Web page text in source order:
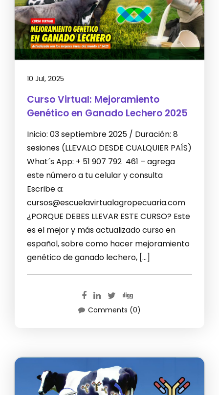
10 Jul, 2025
Curso Virtual: Mejoramiento
Genético en Ganado Lechero 2025
Inicio: 03 septiembre 2025 / Duración: 8
sesiones (LLEVALO DESDE CUALQUIER PAÍS)
What´s App: + 51 907 792 461 – agrega
este número a tu celular y consulta
Escribe a:
cursos@escuelavirtualagropecuaria.com
¿PORQUE DEBES LLEVAR ESTE CURSO? Este
es el mejor y más actualizado curso en
español, sobre como hacer mejoramiento
genético de ganado lechero, […]
Comments (0)